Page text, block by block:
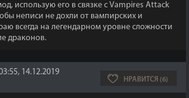
использую его в связке с Vampires Attack
неписи не дохли от вампирских и
всегда на легендарном уровне сложности
драконов.
14.12.2019
НРАВИТСЯ (6)